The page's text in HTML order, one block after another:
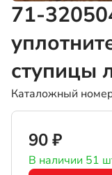
71-
ступицы
Каталожный
90 ₽
В наличии 51